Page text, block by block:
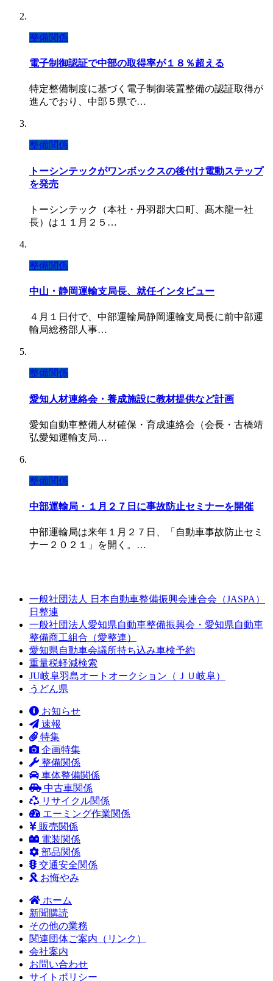
整備関係
電子制御認証で中部の取得率が１８％超える
特定整備制度に基づく電子制御装置整備の認証取得が
進んでおり、中部５県で…
整備関係
トーシンテックがワンボックスの後付け電動ステップ
を発売
トーシンテック（本社・丹羽郡大口町、髙木龍一社
長）は１１月２５…
整備関係
中山・静岡運輸支局長、就任インタビュー
４月１日付で、中部運輸局静岡運輸支局長に前中部運
輸局総務部人事…
整備関係
愛知人材連絡会・養成施設に教材提供など計画
愛知自動車整備人材確保・育成連絡会（会長・古橋靖
弘愛知運輸支局…
整備関係
中部運輸局・１月２７日に事故防止セミナーを開催
中部運輸局は来年１月２７日、「自動車事故防止セミ
ナー２０２１」を開く。…
一般社団法人 日本自動車整備振興会連合会（JASPA）
日整連
一般社団法人愛知県自動車整備振興会・愛知県自動車
整備商工組合（愛整連）
愛知県自動車会議所持ち込み車検予約
重量税軽減検索
JU岐阜羽島オートオークション（ＪＵ岐阜）
うどん県
お知らせ
速報
特集
企画特集
整備関係
車体整備関係
中古車関係
リサイクル関係
エーミング作業関係
販売関係
電装関係
部品関係
交通安全関係
お悔やみ
ホーム
新聞購読
その他の業務
関連団体ご案内（リンク）
会社案内
お問い合わせ
サイトポリシー